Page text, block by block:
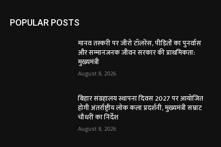
POPULAR POSTS
मानव तस्करी पर जीरो टॉलरेंस, पीड़ितों का पुनर्वास
और सम्मानजनक जीवन सरकार की प्राथमिकता:
मुख्यमंत्री
August 8, 2026
बिहार संग्रहालय स्थापना दिवस 2027 पर आयोजित
होगी अंतर्राष्ट्रीय लोक कला प्रदर्शनी, मुख्यमंत्री सम्राट
चौधरी का निर्देश
August 8, 2026